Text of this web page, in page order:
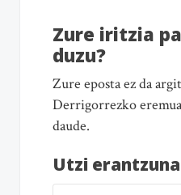
Zure iritzia
duzu?
Zure eposta ez da
Derrigorrezko
daude.
Utzi erantzuna